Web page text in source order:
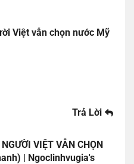
Việt vẫn chọn nước Mỹ
Trả Lời
VIỆT VẪN CHỌN
| Ngoclinhvugia's